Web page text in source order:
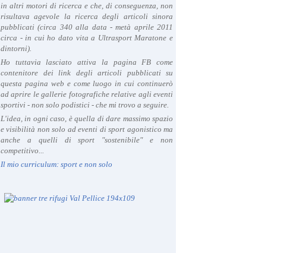
in altri motori di ricerca e che, di conseguenza, non
risultava agevole la ricerca degli articoli sinora
pubblicati (circa 340 alla data - metà aprile 2011
circa - in cui ho dato vita a Ultrasport Maratone e
dintorni).
Ho tuttavia lasciato attiva la pagina FB come
contenitore dei link degli articoli pubblicati su
questa pagina web e come luogo in cui continuerò
ad aprire le gallerie fotografiche relative agli eventi
sportivi - non solo podistici - che mi trovo a seguire.
L'idea, in ogni caso, è quella di dare massimo spazio
e visibilità non solo ad eventi di sport agonistico ma
anche a quelli di sport "sostenibile" e non
competitivo...
Il mio curriculum: sport e non solo